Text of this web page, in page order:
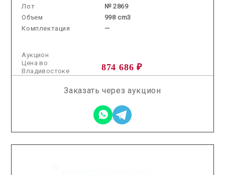
Лот
№ 2869
Объем
998 cm3
Комплектация
—
Аукцион
874 686 ₽
Цена во
Владивостоке
Заказать через аукцион